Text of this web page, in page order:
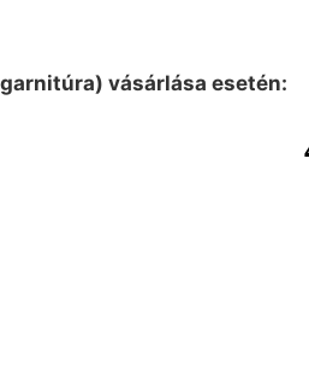
vásárlása esetén: